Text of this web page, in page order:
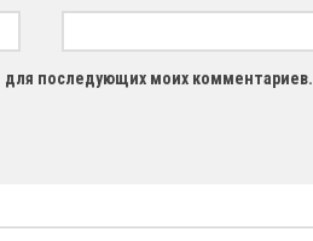
для последующих моих комментариев.